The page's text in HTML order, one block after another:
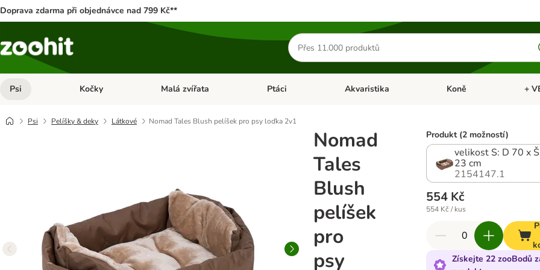
Doprava zdarma při objednávce nad 799 Kč**
Hledat
produkty
Psi Otevřít menu: Psi
Kočky Otevřít menu: Kočky
Malá zvířata Otevřít menu: Malá zvířata
Ptáci Otevřít menu: Ptáci
Akvaristika Otevřít menu: Akvaristika
Koně +
Psi Pelíšky & deky Látkové Nomad Tales Blush pelíšek pro psy loďka 2v1
Nomad
Tales
Blush
pelíšek
pro
psy
Produkt (2 možností)
velikost S: D 70 x
23 cm
2154147.1
554 Kč
554 Kč / kus
Získejte 22 zooBodů